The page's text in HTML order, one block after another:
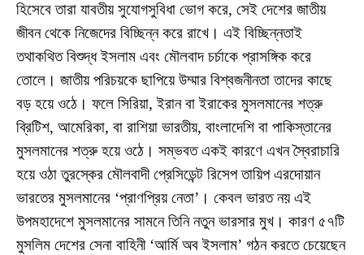
হিসেবে তারা যাবতীয় সুযোগসুবিধা ভোগ করে, সেই দেশের জাতীয়
জীবন থেকে নিজেদের বিচ্ছিন্ন করে রাখে। এই বিচ্ছিন্নতাই
তথাকথিত বিশুদ্ধ ইসলাম এবং মৌলবাদ চর্চাকে প্রাসঙ্গিক করে
তোলে। জাতীয় পরিচয়কে ছাপিয়ে উম্মার বিশ্বজনীনতা তাদের কাছে
বড় হয়ে ওঠে। ফলে সিরিয়া, ইরান বা ইরাকের মুসলমানের শত্রু
ব্রিটিশ, আমেরিকা, বা রাশিয়া ভারতীয়, বাংলাদেশি বা পাকিস্তানের
মুসলমানের শত্রু হয়ে ওঠে। সম্ভবত একই কারণে এখন স্বৈরাচারি
হয়ে ওঠা তুরস্কের মৌলবাদী প্রেসিডেন্ট রিসেপ তায়িপ এরদোয়ান
ভারতের মুসলমানের ‘প্রাণপ্রিয় নেতা’। কেবল ভারত নয় এই
উপমহাদেশে মুসলমানের সামনে তিনি নতুন ভারসার মুখ। কারণ ৫৭টি
মুসলিম দেশের সেনা বাহিনী ‘আর্মি অব ইসলাম’ গঠন করতে চেয়েছেন